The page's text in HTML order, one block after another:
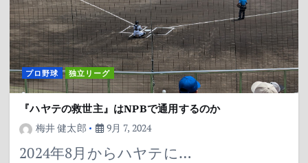
プロ野球 独立リーグ
『ハヤテの救世主』はNPBで通用するのか
梅井 健太郎
9月 7, 2024
2024年8月からハヤテに…